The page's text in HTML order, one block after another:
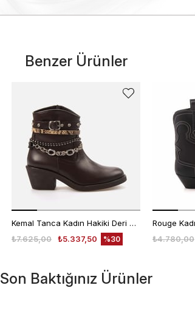
Benzer Ürünler
Kemal Tanca Kadın Hakiki Deri Kauçuk Taban Kahverengi Western Bot
₺5.337,50
₺7.625,00 %30 ₺4.780,00
Son Baktığınız Ürünler